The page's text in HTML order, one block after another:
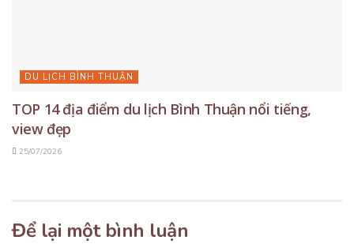
DU LỊCH BÌNH THUẬN
TOP 14 địa điểm du lịch Bình Thuận nổi tiếng,
view đẹp
25/07/2026
Để lại một bình luận